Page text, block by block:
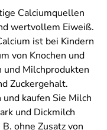
Calciumquellen
wertvollem Eiweiß.
ist bei Kindern
von Knochen und
und Milchprodukten
Zuckergehalt.
kaufen Sie Milch
und Dickmilch
ohne Zusatz von